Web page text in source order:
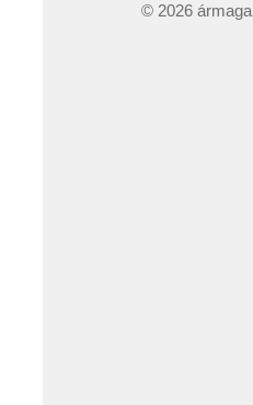
© 2026 ármaga